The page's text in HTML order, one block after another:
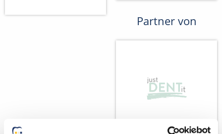
Partner von